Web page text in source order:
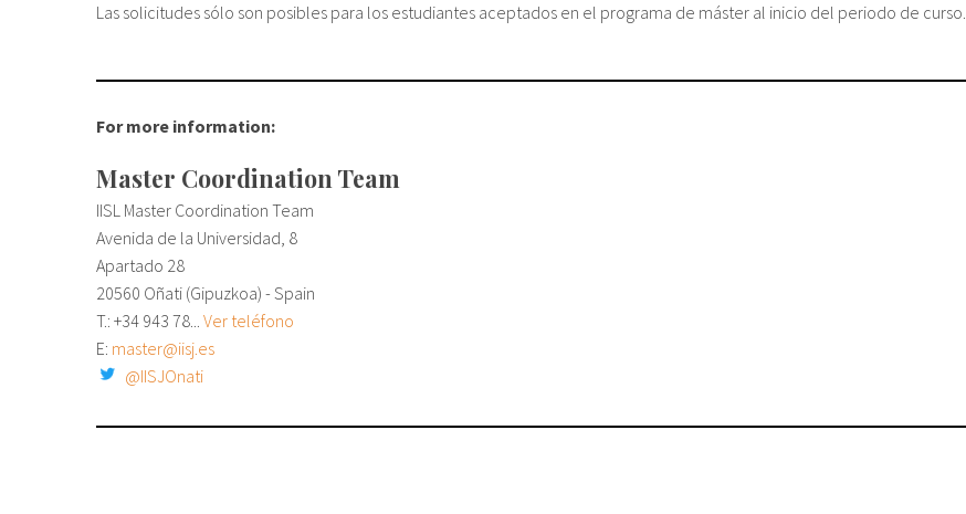
Las solicitudes sólo son posibles para los estudiantes aceptados en el programa de máster al inicio del periodo de curso.
For more information:
Master Coordination Team
IISL Master Coordination Team
Avenida de la Universidad, 8
Apartado 28
20560 Oñati (Gipuzkoa) - Spain
T.: +34 943 78... Ver teléfono
E: master@iisj.es
@IISJOnati